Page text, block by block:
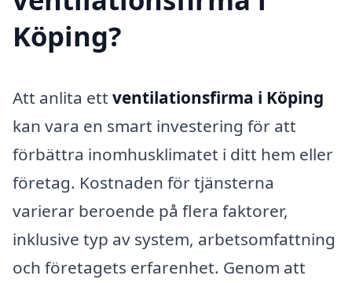
Köping?
Att anlita ett ventilationsfirma i Köping
kan vara en smart investering för att
förbättra inomhusklimatet i ditt hem eller
företag. Kostnaden för tjänsterna
varierar beroende på flera faktorer,
inklusive typ av system, arbetsomfattning
och företagets erfarenhet. Genom att